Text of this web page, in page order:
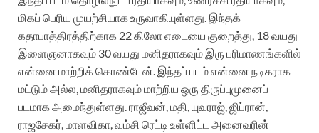
மிகப் பெரிய முயற்சியாக உருவாகியுள்ளது. இந்தக்
கதாபாத்திரத்திற்காக 22 கிலோ எடையை குறைத்து, 18 வயது
இளைஞனாகவும் 30 வயது மனிதராகவும் இரு பரிமாணங்களில்
என்னை மாற்றிக் கொண்டேன். இந்தப் படம் என்னை நடிகராக
மட்டும் அல்ல, மனிதராகவும் மாற்றிய ஒரு திருப்புமுனைப்
படமாக அமைந்துள்ளது. ராஜீவன், மதி, யுவராஜ், ஜிப்ரான்,
ராஜசேகர், மாளவிகா, வம்சி ரெட்டி உள்ளிட்ட அனைவரின்